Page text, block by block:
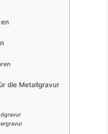
die Metallgravur